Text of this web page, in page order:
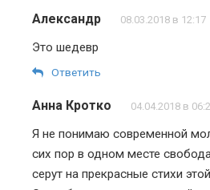
Александр 08.03.2018 в 12:17
Это шедевр
Ответить
Анна Кротко 04.04.2018 в
Я не понимаю современной
сих пор в одном месте
серут на прекрасные стихи